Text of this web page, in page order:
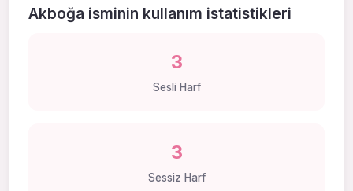
Akboğa isminin kullanım istatistikleri
3
Sesli Harf
3
Sessiz Harf